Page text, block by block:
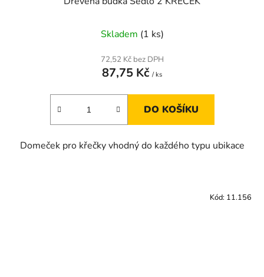
Skladem (1 ks)
72,52 Kč bez DPH
87,75 Kč / ks
DO KOŠÍKU
Domeček pro křečky vhodný do každého typu ubikace
Kód: 11.156